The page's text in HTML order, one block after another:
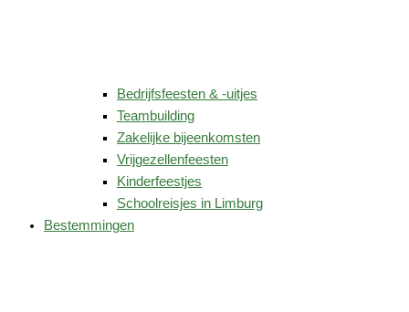
Bedrijfsfeesten & -uitjes
Teambuilding
Zakelijke bijeenkomsten
Vrijgezellenfeesten
Kinderfeestjes
Schoolreisjes in Limburg
Bestemmingen